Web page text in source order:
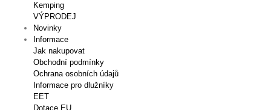
Kemping
VÝPRODEJ
Novinky
Informace
Jak nakupovat
Obchodní podmínky
Ochrana osobních údajů
Informace pro dlužníky
EET
Dotace EU